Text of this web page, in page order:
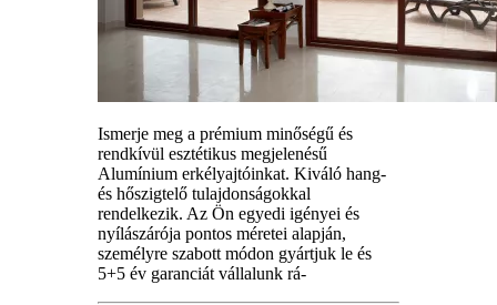
Ismerje meg a prémium minőségű és
rendkívül esztétikus megjelenésű
Alumínium erkélyajtóinkat. Kiváló hang-
és hőszigtelő tulajdonságokkal
rendelkezik. Az Ön egyedi igényei és
nyílászárója pontos méretei alapján,
személyre szabott módon gyártjuk le és
5+5 év garanciát vállalunk rá-